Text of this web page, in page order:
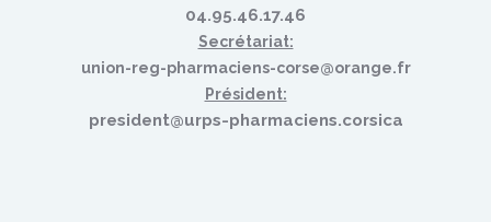
04.95.46.17.46
Secrétariat:
union-reg-pharmaciens-corse@orange.fr
Président:
president@urps-pharmaciens.corsica